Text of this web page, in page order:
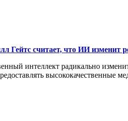
Гейтс считает, что ИИ изменит
интеллект радикально
высококачественные